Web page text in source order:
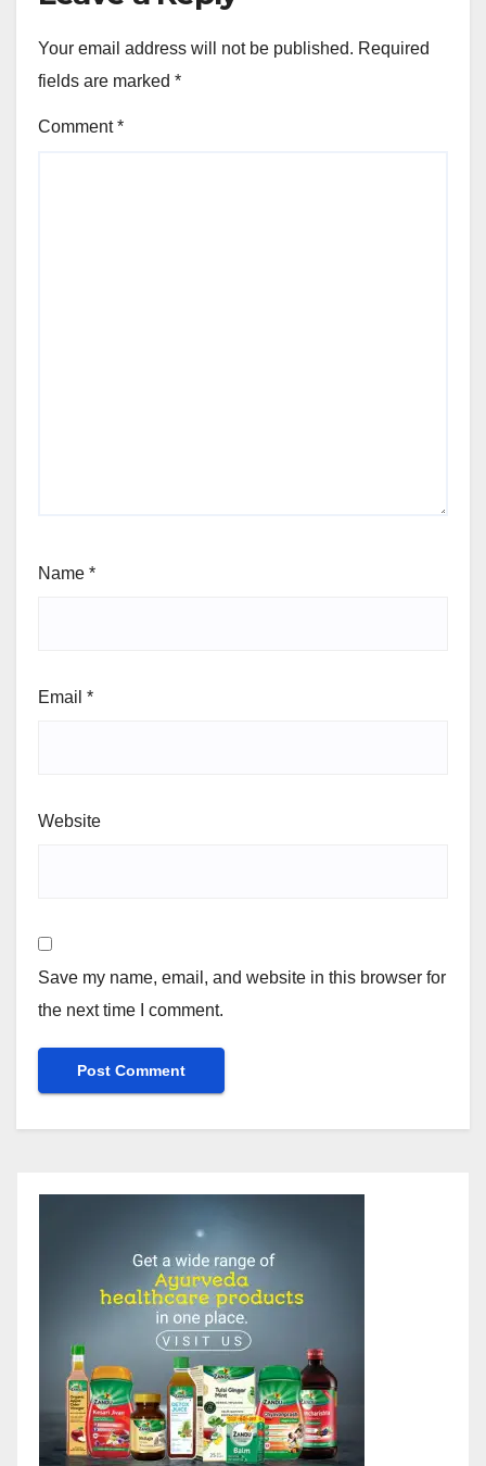
Your email address will not be published. Required
fields are marked *
Comment*
Name *
Email *
Website
Save my name, email, and website in this browser for
the next time I comment.